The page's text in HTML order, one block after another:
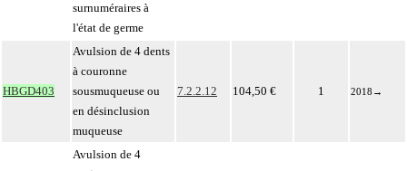
surnuméraires à
l'état de germe
HBGD403
Avulsion de 4 dents
à couronne
sousmuqueuse ou
en désinclusion
muqueuse
7.2.2.12 104,50 € 1 2018 →
Avulsion de 4